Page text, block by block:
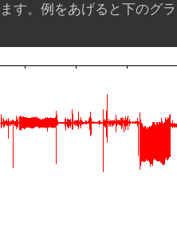
す。例をあげると下のグ